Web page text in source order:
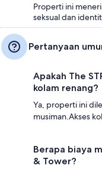
Properti ini
seksual dan
Pertanyaan
Apakah The
kolam renang?
Ya, properti ini
musiman.Akses
Berapa biaya
& Tower?